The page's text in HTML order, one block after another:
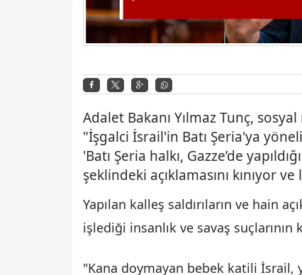
Adalet Bakanı Yılmaz Tunç,
"İşgalci İsrail'in Batı Şeria'ya
'Batı Şeria halkı, Gazze’de
şeklindeki açıklamasını kınıyor
Yapılan kalleş saldırıların ve hain
işlediği insanlık ve savaş
"Kana doymayan bebek katili İsrail,